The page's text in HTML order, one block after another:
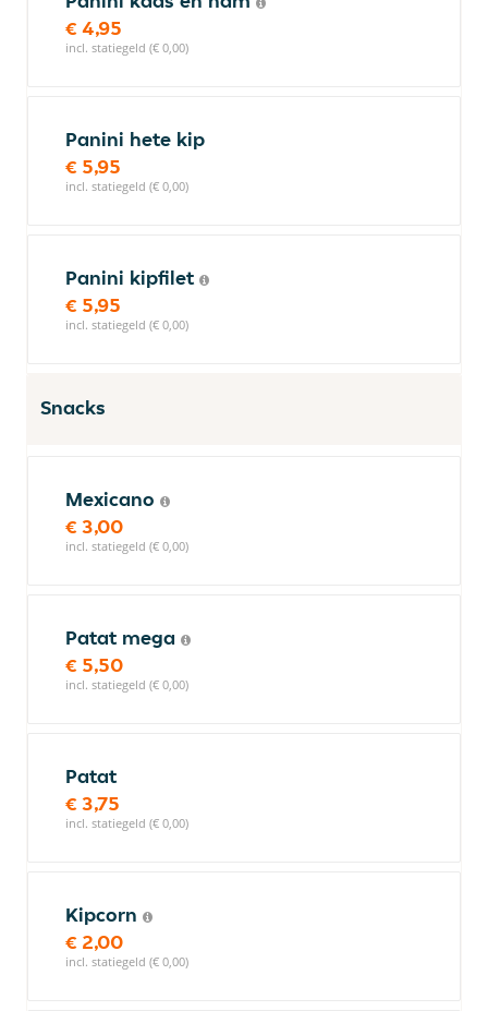
€ 4,95
incl. statiegeld (€ 0,00)
Panini hete kip
€ 5,95
incl. statiegeld (€ 0,00)
Panini kipfilet
€ 5,95
incl. statiegeld (€ 0,00)
Snacks
Mexicano
€ 3,00
incl. statiegeld (€ 0,00)
Patat mega
€ 5,50
incl. statiegeld (€ 0,00)
Patat
€ 3,75
incl. statiegeld (€ 0,00)
Kipcorn
€ 2,00
incl. statiegeld (€ 0,00)